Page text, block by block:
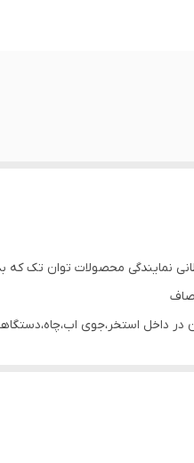
نمایندگی محصولات توان تک که
داخل استخر،جوی
که این محصولات بازار بسیار